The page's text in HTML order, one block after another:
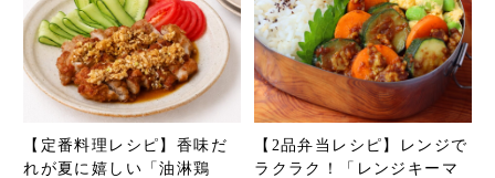
【定番料理レシピ】香味だ
れが夏に嬉しい「油淋鶏
【2品弁当レシピ】レンジで
ラクラク！「レンジキーマ